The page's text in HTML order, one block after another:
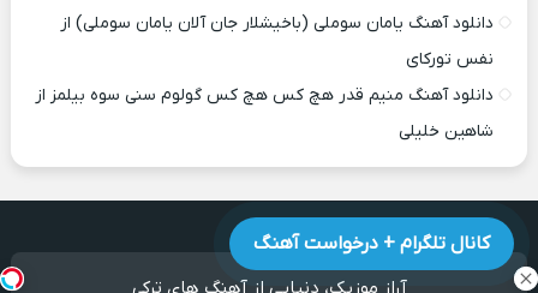
دانلود آهنگ یامان سوملی (باخیشلار جان آلان یامان سوملی) از
نفس تورکای
دانلود آهنگ منیم قدر هچ کس هچ کس گولوم سنی سوه بیلمز از
شاهین خلیلی
آراز موزیک، دنیایی از آهنگ های ترکی
کانال تلگرام + درخواست آهنگ